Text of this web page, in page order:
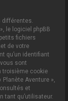
différentes.
le logiciel phpBB
fichiers
de votre
qu’un identifiant
sont
troisième cookie
Aventure »,
et
tant qu’utilisateur.